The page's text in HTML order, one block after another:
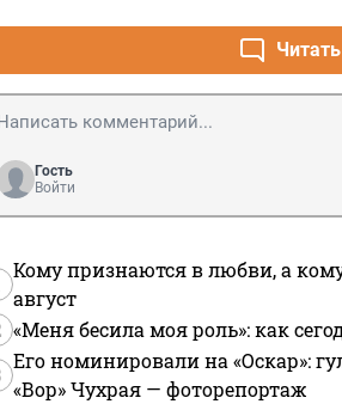
Гость
Войти
Кому признаются в любви, а
август
«Меня бесила моя роль»: как
Его номинировали на «Оскар»:
«Вор» Чухрая — фоторепортаж